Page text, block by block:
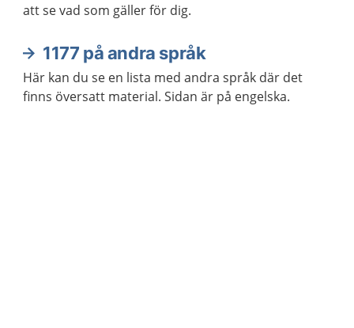
att se vad som gäller för dig.
1177 på andra språk
Här kan du se en lista med andra språk där det
finns översatt material. Sidan är på engelska.